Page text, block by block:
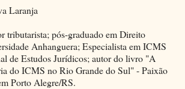
Laranja
tributarista; pós-graduado em Direito
Anhanguera; Especialista em ICMS
de Estudos Jurídicos; autor do livro "A
do ICMS no Rio Grande do Sul" - Paixão
Porto Alegre/RS.